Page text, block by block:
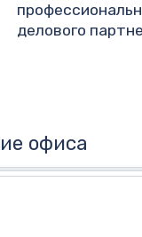
делового
офиса